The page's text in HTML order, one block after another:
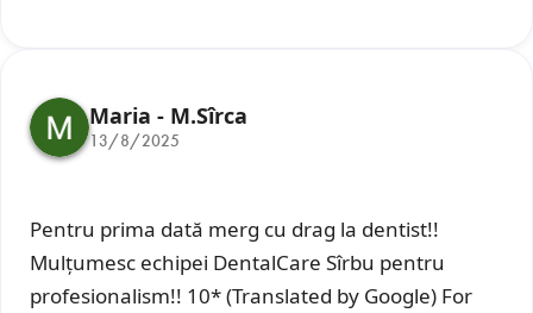
Maria - M.Sîrca
13/8/2025
Pentru prima dată merg cu drag la dentist!!
Mulțumesc echipei DentalCare Sîrbu pentru
profesionalism!! 10* (Translated by Google) For